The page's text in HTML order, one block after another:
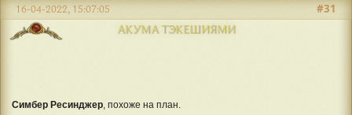
АКУМА ТЭКЕШИЯМИ
#31
16-04-2022, 15:07:05
Симбер Ресинджер , похоже на план.